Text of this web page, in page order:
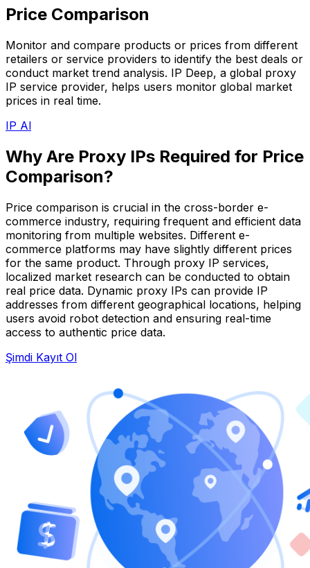
Price Comparison
Monitor and compare products or prices from different
retailers or service providers to identify the best deals or
conduct market trend analysis. IP Deep, a global proxy
IP service provider, helps users monitor global market
prices in real time.
IP Al
Why Are Proxy IPs Required for Price
Comparison?
Price comparison is crucial in the cross-border e-
commerce industry, requiring frequent and efficient data
monitoring from multiple websites. Different e-
commerce platforms may have slightly different prices
for the same product. Through proxy IP services,
localized market research can be conducted to obtain
real price data. Dynamic proxy IPs can provide IP
addresses from different geographical locations, helping
users avoid robot detection and ensuring real-time
access to authentic price data.
Şimdi Kayıt Ol